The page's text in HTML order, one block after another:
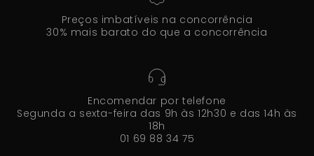
Preços imbatíveis na concorrência
30% mais barato do que a concorrência
Encomendar por telefone
Segunda a sexta-feira das 9h às 12h30 e das 14h às
18h
01 69 88 34 75